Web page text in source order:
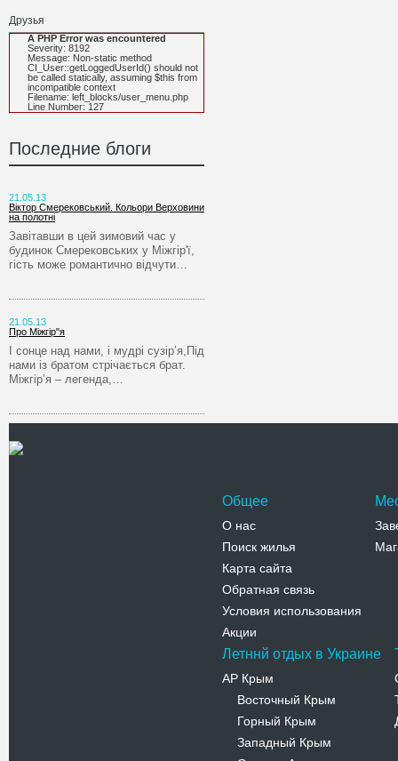
Друзья
A PHP Error was encountered
Severity: 8192
Message: Non-static method
CI_User::getLoggedUserId() should not
be called statically, assuming $this from
incompatible context
Filename: left_blocks/user_menu.php
Line Number: 127
Последние блоги
21.05.13
Віктор Смерековський. Кольори Верховини
на полотні
Завітавши в цей зимовий час у
будинок Смерековських у Міжгір'ї,
гість може романтично відчути…
21.05.13
Про Міжгір"я
І сонце над нами, і мудрі сузір’я,Під
нами із братом стрічається брат.
Міжгір’я – легенда,…
Общее
О нас
Поиск жилья
Карта сайта
Обратная связь
Условия использования
Акции
Летннй отдых в Украине
АР Крым
Восточный Крым
Горный Крым
Западный Крым